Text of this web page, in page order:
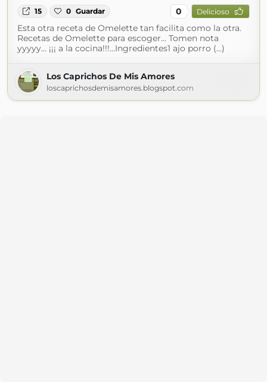
15 0 Guardar 0 Delicioso
Esta otra receta de Omelette tan facilita como la otra.
Recetas de Omelette para escoger... Tomen nota
yyyyy... ¡¡¡ a la cocina!!!...Ingredientes1 ajo porro (...)
Los Caprichos De Mis Amores
loscaprichosdemisamores.blogspot.com